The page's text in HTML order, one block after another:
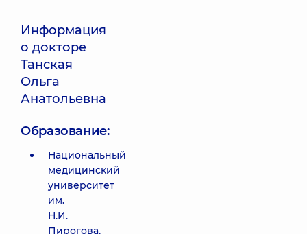
Информация
о докторе
Танская
Ольга
Анатольевна
Образование:
Национальный
медицинский
университет
им.
Н.И.
Пирогова,